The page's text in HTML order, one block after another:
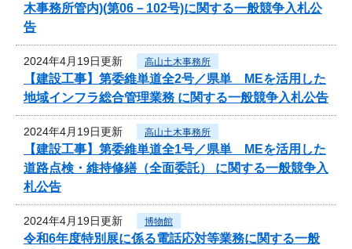
木事務所管内)(第06－102号)に関する一般競争入札公
告
2024年4月19日更新 高山土木事務所
【建設工事】第委維単道全2号／県単 MEを活用した
地域インフラ総合管理業務 に関する一般競争入札公告
2024年4月19日更新 高山土木事務所
【建設工事】第委維単道全1号／県単 MEを活用した
道路点検・維持修繕（全面委託） に関する一般競争入
札公告
2024年4月19日更新 博物館
令和6年度特別展に係る電話応対等業務に関する一般